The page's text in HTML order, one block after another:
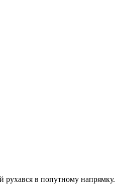
рухався в попутному напрямку.